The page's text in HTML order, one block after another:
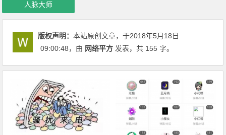
人脉大师
版权声明：本站原创文章，于2018年5月18日
09:00:48，由 网络平方 发表，共 155 字。